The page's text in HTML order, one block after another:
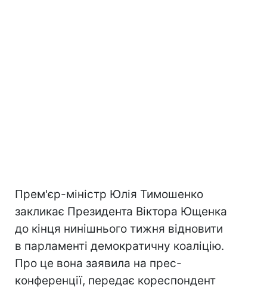
Прем'єр-міністр Юлія Тимошенко
закликає Президента Віктора Ющенка
до кінця нинішнього тижня відновити
в парламенті демократичну коаліцію.
Про це вона заявила на прес-
конференції, передає кореспондент